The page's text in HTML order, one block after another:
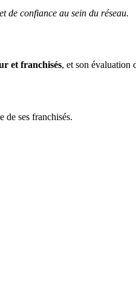
de confiance au sein du réseau.
et franchisés, et son évaluation
de ses franchisés.